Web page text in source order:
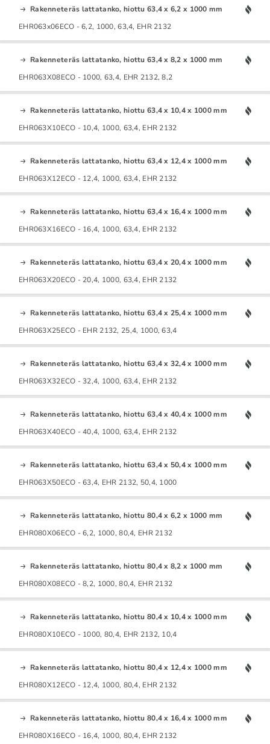
Rakenneteräs lattatanko, hiottu 63,4 x 6,2 x 1000 mm
EHR063x06ECO - 6,2, 1000, 63,4, EHR 2132
Rakenneteräs lattatanko, hiottu 63,4 x 8,2 x 1000 mm
EHR063X08ECO - 1000, 63,4, EHR 2132, 8,2
Rakenneteräs lattatanko, hiottu 63,4 x 10,4 x 1000 mm
EHR063X10ECO - 10,4, 1000, 63,4, EHR 2132
Rakenneteräs lattatanko, hiottu 63,4 x 12,4 x 1000 mm
EHR063X12ECO - 12,4, 1000, 63,4, EHR 2132
Rakenneteräs lattatanko, hiottu 63,4 x 16,4 x 1000 mm
EHR063X16ECO - 16,4, 1000, 63,4, EHR 2132
Rakenneteräs lattatanko, hiottu 63,4 x 20,4 x 1000 mm
EHR063X20ECO - 20,4, 1000, 63,4, EHR 2132
Rakenneteräs lattatanko, hiottu 63,4 x 25,4 x 1000 mm
EHR063X25ECO - EHR 2132, 25,4, 1000, 63,4
Rakenneteräs lattatanko, hiottu 63,4 x 32,4 x 1000 mm
EHR063X32ECO - 32,4, 1000, 63,4, EHR 2132
Rakenneteräs lattatanko, hiottu 63,4 x 40,4 x 1000 mm
EHR063X40ECO - 40,4, 1000, 63,4, EHR 2132
Rakenneteräs lattatanko, hiottu 63,4 x 50,4 x 1000 mm
EHR063X50ECO - 63,4, EHR 2132, 50,4, 1000
Rakenneteräs lattatanko, hiottu 80,4 x 6,2 x 1000 mm
EHR080X06ECO - 6,2, 1000, 80,4, EHR 2132
Rakenneteräs lattatanko, hiottu 80,4 x 8,2 x 1000 mm
EHR080X08ECO - 8,2, 1000, 80,4, EHR 2132
Rakenneteräs lattatanko, hiottu 80,4 x 10,4 x 1000 mm
EHR080X10ECO - 1000, 80,4, EHR 2132, 10,4
Rakenneteräs lattatanko, hiottu 80,4 x 12,4 x 1000 mm
EHR080X12ECO - 12,4, 1000, 80,4, EHR 2132
Rakenneteräs lattatanko, hiottu 80,4 x 16,4 x 1000 mm
EHR080X16ECO - 16,4, 1000, 80,4, EHR 2132